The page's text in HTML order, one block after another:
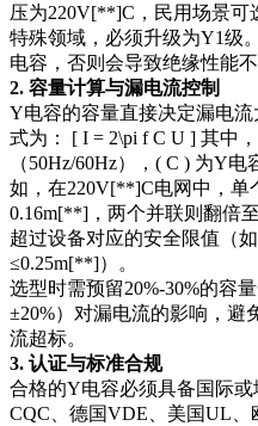
压为220V[**]C，民用场景可
特殊领域，必须升级为Y1级
电容，否则会导致绝缘性能
2. 容量计算与漏电流控制
Y电容的容量直接决定漏电
式为： [ I = 2\pi f C U ] 其中
（50Hz/60Hz），( C ) 为Y
如，在220V[**]C电网中，单
0.16m[**]，两个并联则翻倍
超过设备对应的安全限值（
≤0.25m[**]）。
选型时需预留20%-30%的容
±20%）对漏电流的影响，避
流超标。
3. 认证与标准合规
合格的Y电容必须具备国际
CQC、德国VDE、美国UL、